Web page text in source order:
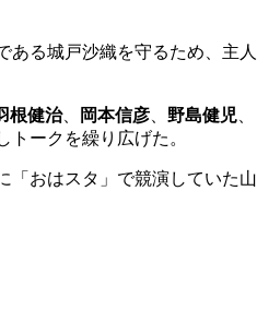
る城戸沙織を守るため、主人
根健治、 岡本信彦 野島健児
トークを繰り広げた。
「おはスタ」で競演していた山